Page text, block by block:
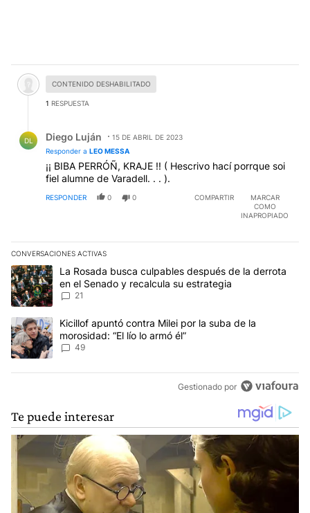
Comentario desactivado.
CONTENIDO DESHABILITADO
1 RESPUESTA
DL Diego Luján
15 DE ABRIL DE 2023
Responder a LEO MESSA
¡¡ BIBA PERRÓÑ, KRAJE !! ( Hescrivo hací porrque soi
fiel alumne de Varadell. . . ).
RESPONDER 0 0 COMPARTIR
MARCAR
COMO
INAPROPIADO
CONVERSACIONES ACTIVAS
Este listado muestra los artículos con más comentarios en los
Un artículo de tendencia con el título "La Rosada busca
La Rosada busca culpables después de la derrota
en el Senado y recalcula su estrategia
21
Un artículo de tendencia con el título "Kicillof apuntó contra Milei
Kicillof apuntó contra Milei por la suba de la
morosidad: “El lío lo armó él”
49
Gestionado por